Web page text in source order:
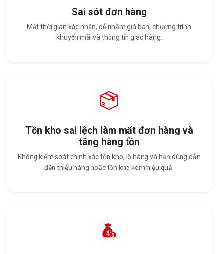
Sai sót đơn hàng
Mất thời gian xác nhận, dễ nhầm giá bán, chương trình
khuyến mãi và thông tin giao hàng.
Tồn kho sai lệch làm mất đơn hàng và
tăng hàng tồn
Không kiểm soát chính xác tồn kho, lô hàng và hạn dùng dẫn
đến thiếu hàng hoặc tồn kho kém hiệu quả.